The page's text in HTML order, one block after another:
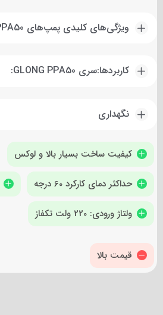
ویژگی‌های کلیدی پمپ‌های GLONG PPA50:
کاربردها:سری GLONG PPA50:
نگهداری
کیفیت ساخت بسیار بالا و لوکس
حداکثر دمای کارکرد 60 درجه
ولتاژ ورودی: 220 ولت تکفاز
قیمت بالا